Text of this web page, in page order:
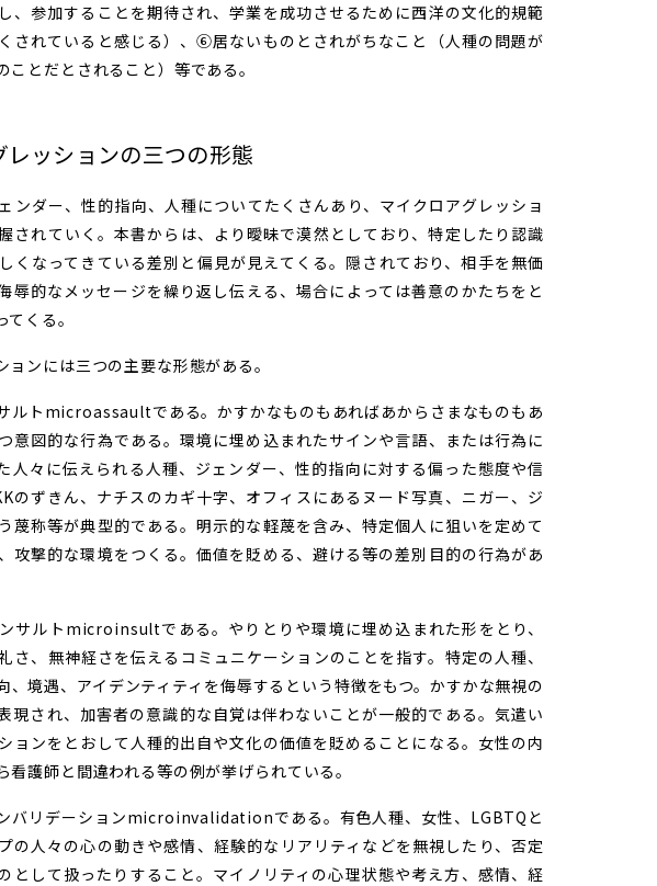
、参加することを期待され、学業を成功させるために西洋の文化的規範
されていると感じる）、⑥居ないものとされがちなこと（人種の問題が
ことだとされること）等である。
レッションの三つの形態
ンダー、性的指向、人種についてたくさんあり、マイクロアグレッショ
されていく。本書からは、より曖昧で漠然としており、特定したり認識
くなってきている差別と偏見が見えてくる。隠されており、相手を無価
辱的なメッセージを繰り返し伝える、場合によっては善意のかたちをと
くる。
ンには三つの主要な形態がある。
ルトmicroassaultである。かすかなものもあればあからさまなものもあ
意図的な行為である。環境に埋め込まれたサインや言語、または行為に
人々に伝えられる人種、ジェンダー、性的指向に対する偏った態度や信
のずきん、ナチスのカギ十字、オフィスにあるヌード写真、ニガー、ジ
蔑称等が典型的である。明示的な軽蔑を含み、特定個人に狙いを定めて
攻撃的な環境をつくる。価値を貶める、避ける等の差別目的の行為があ
サルトmicroinsultである。やりとりや環境に埋め込まれた形をとり、
さ、無神経さを伝えるコミュニケーションのことを指す。特定の人種、
、境遇、アイデンティティを侮辱するという特徴をもつ。かすかな無視の
現され、加害者の意識的な自覚は伴わないことが一般的である。気遣い
ョンをとおして人種的出自や文化の価値を貶めることになる。女性の内
看護師と間違われる等の例が挙げられている。
バリデーションmicroinvalidationである。有色人種、女性、LGBTQと
の人々の心の動きや感情、経験的なリアリティなどを無視したり、否定
として扱ったりすること。マイノリティの心理状態や考え方、感情、経